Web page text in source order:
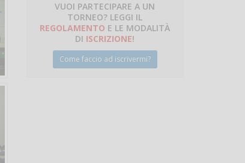
VUOI PARTECIPARE A UN
TORNEO? LEGGI IL
REGOLAMENTO E LE MODALITÀ
DI ISCRIZIONE!
Come faccio ad iscrivermi?